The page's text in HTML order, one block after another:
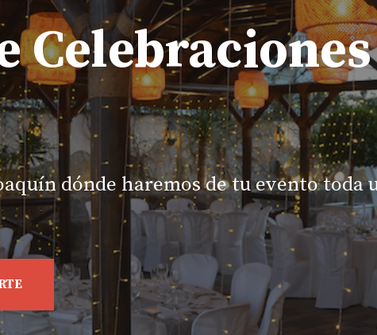
dónde haremos de tu evento toda